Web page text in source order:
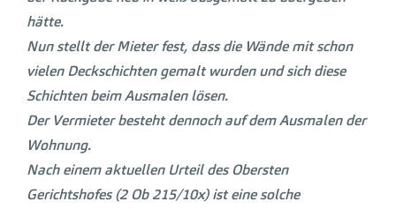
hätte.
Nun stellt der Mieter fest, dass die Wände mit schon
vielen Deckschichten gemalt wurden und sich diese
Schichten beim Ausmalen lösen.
Der Vermieter besteht dennoch auf dem Ausmalen der
Wohnung.
Nach einem aktuellen Urteil des Obersten
Gerichtshofes (2 Ob 215/10x) ist eine solche